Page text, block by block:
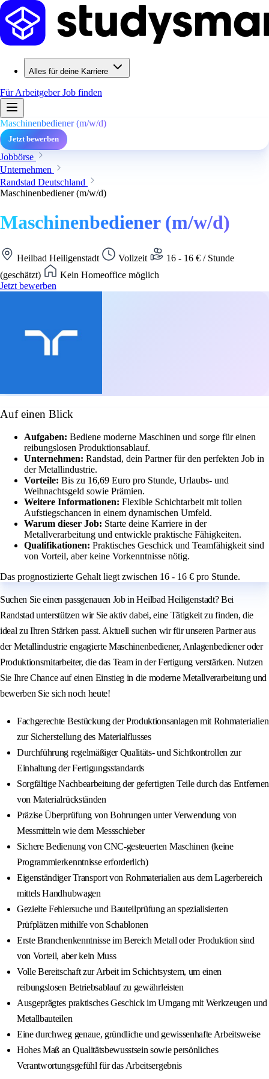
Alles für deine Karriere
Für ArbeitgeberJob finden
Maschinenbediener (m/w/d)
Jetzt bewerben
Jobbörse
Unternehmen
Randstad Deutschland
Maschinenbediener (m/w/d)
Maschinenbediener (m/w/d)
Heilbad Heiligenstadt Vollzeit
16 - 16 € / Stunde
(geschätzt)
Kein Homeoffice möglich
Jetzt bewerben
Auf einen Blick
Aufgaben: Bediene moderne Maschinen und sorge für einen
reibungslosen Produktionsablauf.
Unternehmen: Randstad, dein Partner für den perfekten Job in
der Metallindustrie.
Vorteile: Bis zu 16,69 Euro pro Stunde, Urlaubs- und
Weihnachtsgeld sowie Prämien.
Weitere Informationen: Flexible Schichtarbeit mit tollen
Aufstiegschancen in einem dynamischen Umfeld.
Warum dieser Job: Starte deine Karriere in der
Metallverarbeitung und entwickle praktische Fähigkeiten.
Qualifikationen: Praktisches Geschick und Teamfähigkeit sind
von Vorteil, aber keine Vorkenntnisse nötig.
Das prognostizierte Gehalt liegt zwischen 16 - 16 € pro Stunde.
Suchen Sie einen passgenauen Job in Heilbad Heiligenstadt? Bei
Randstad unterstützen wir Sie aktiv dabei, eine Tätigkeit zu finden, die
ideal zu Ihren Stärken passt. Aktuell suchen wir für unseren Partner aus
der Metallindustrie engagierte Maschinenbediener, Anlagenbediener oder
Produktionsmitarbeiter, die das Team in der Fertigung verstärken. Nutzen
Sie Ihre Chance auf einen Einstieg in die moderne Metallverarbeitung und
bewerben Sie sich noch heute!
Fachgerechte Bestückung der Produktionsanlagen mit Rohmaterialien
zur Sicherstellung des Materialflusses
Durchführung regelmäßiger Qualitäts- und Sichtkontrollen zur
Einhaltung der Fertigungsstandards
Sorgfältige Nachbearbeitung der gefertigten Teile durch das Entfernen
von Materialrückständen
Präzise Überprüfung von Bohrungen unter Verwendung von
Messmitteln wie dem Messschieber
Sichere Bedienung von CNC-gesteuerten Maschinen (keine
Programmierkenntnisse erforderlich)
Eigenständiger Transport von Rohmaterialien aus dem Lagerbereich
mittels Handhubwagen
Gezielte Fehlersuche und Bauteilprüfung an spezialisierten
Prüfplätzen mithilfe von Schablonen
Erste Branchenkenntnisse im Bereich Metall oder Produktion sind
von Vorteil, aber kein Muss
Volle Bereitschaft zur Arbeit im Schichtsystem, um einen
reibungslosen Betriebsablauf zu gewährleisten
Ausgeprägtes praktisches Geschick im Umgang mit Werkzeugen und
Metallbauteilen
Eine durchweg genaue, gründliche und gewissenhafte Arbeitsweise
Hohes Maß an Qualitätsbewusstsein sowie persönliches
Verantwortungsgefühl für das Arbeitsergebnis